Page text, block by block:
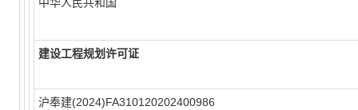
建设工程规划许可证
沪奉建(2024)FA310120202400986